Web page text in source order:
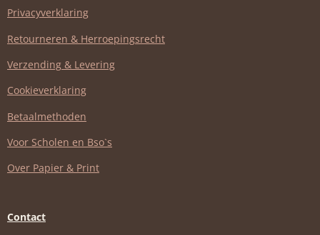
Privacyverklaring
Retourneren & Herroepingsrecht
Verzending & Levering
Cookieverklaring
Betaalmethoden
Voor Scholen en Bso`s
Over Papier & Print
Contact